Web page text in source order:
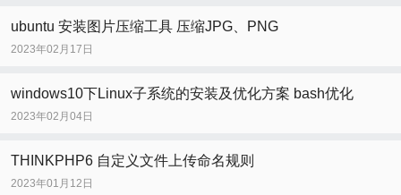
ubuntu 安装图片压缩工具 压缩JPG、PNG
2023年02月17日
windows10下Linux子系统的安装及优化方案 bash优化
2023年02月04日
THINKPHP6 自定义文件上传命名规则
2023年01月12日